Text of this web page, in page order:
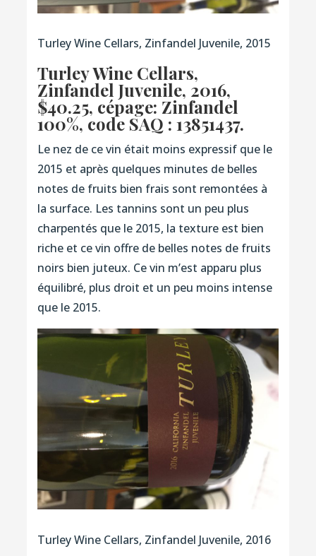
Turley Wine Cellars, Zinfandel Juvenile, 2015
Turley Wine Cellars,
Zinfandel Juvenile, 2016,
$40.25, cépage: Zinfandel
100%,code SAQ : 13851437.
Le nez de ce vin était moins expressif que le
2015 et après quelques minutes de belles
notes de fruits bien frais sont remontées à
la surface. Les tannins sont un peu plus
charpentés que le 2015, la texture est bien
riche et ce vin offre de belles notes de fruits
noirs bien juteux. Ce vin m’est apparu plus
équilibré, plus droit et un peu moins intense
que le 2015.
Turley Wine Cellars, Zinfandel Juvenile, 2016